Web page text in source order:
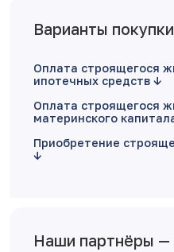
Варианты покупки
Оплата строящегося
ипотечных средств
Оплата строящегося
материнского
Приобретение
Наши партнёры —